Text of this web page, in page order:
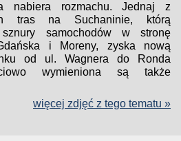
nabiera rozmachu. Jednaj z
tras na Suchaninie, którą
samochodów w stronę
i Moreny, zyska nową
od ul. Wagnera do Ronda
wymieniona są także
więcej zdjęć z tego tematu »